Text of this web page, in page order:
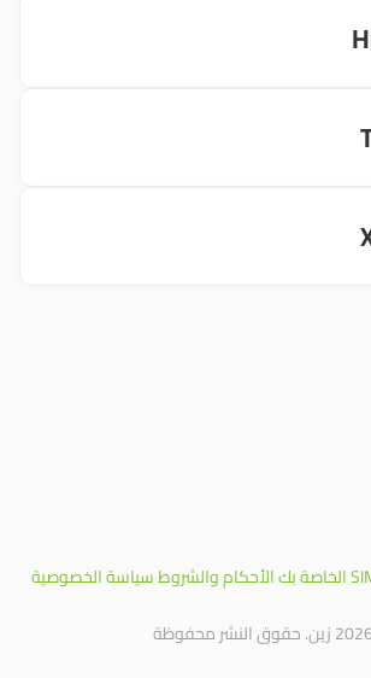
الأحكام والشروطسياسة الخصوصية